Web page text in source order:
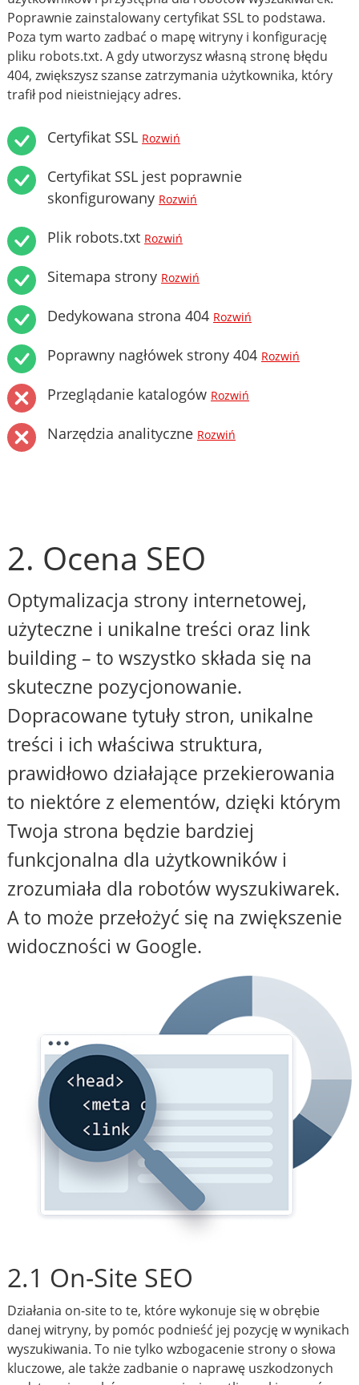
Poprawnie zainstalowany certyfikat SSL to podstawa.
Poza tym warto zadbać o mapę witryny i konfigurację
pliku robots.txt. A gdy utworzysz własną stronę błędu
404, zwiększysz szanse zatrzymania użytkownika, który
trafił pod nieistniejący adres.
Certyfikat SSL Rozwiń
Certyfikat SSL jest poprawnie
skonfigurowany Rozwiń
Plik robots.txt Rozwiń
Sitemapa strony Rozwiń
Dedykowana strona 404 Rozwiń
Poprawny nagłówek strony 404 Rozwiń
Przeglądanie katalogów Rozwiń
Narzędzia analityczne Rozwiń
2. Ocena SEO
Optymalizacja strony internetowej,
użyteczne i unikalne treści oraz link
building – to wszystko składa się na
skuteczne pozycjonowanie.
Dopracowane tytuły stron, unikalne
treści i ich właściwa struktura,
prawidłowo działające przekierowania
to niektóre z elementów, dzięki którym
Twoja strona będzie bardziej
funkcjonalna dla użytkowników i
zrozumiała dla robotów wyszukiwarek.
A to może przełożyć się na zwiększenie
widoczności w Google.
2.1 On-Site SEO
Działania on-site to te, które wykonuje się w obrębie
danej witryny, by pomóc podnieść jej pozycję w wynikach
wyszukiwania. To nie tylko wzbogacenie strony o słowa
kluczowe, ale także zadbanie o naprawę uszkodzonych